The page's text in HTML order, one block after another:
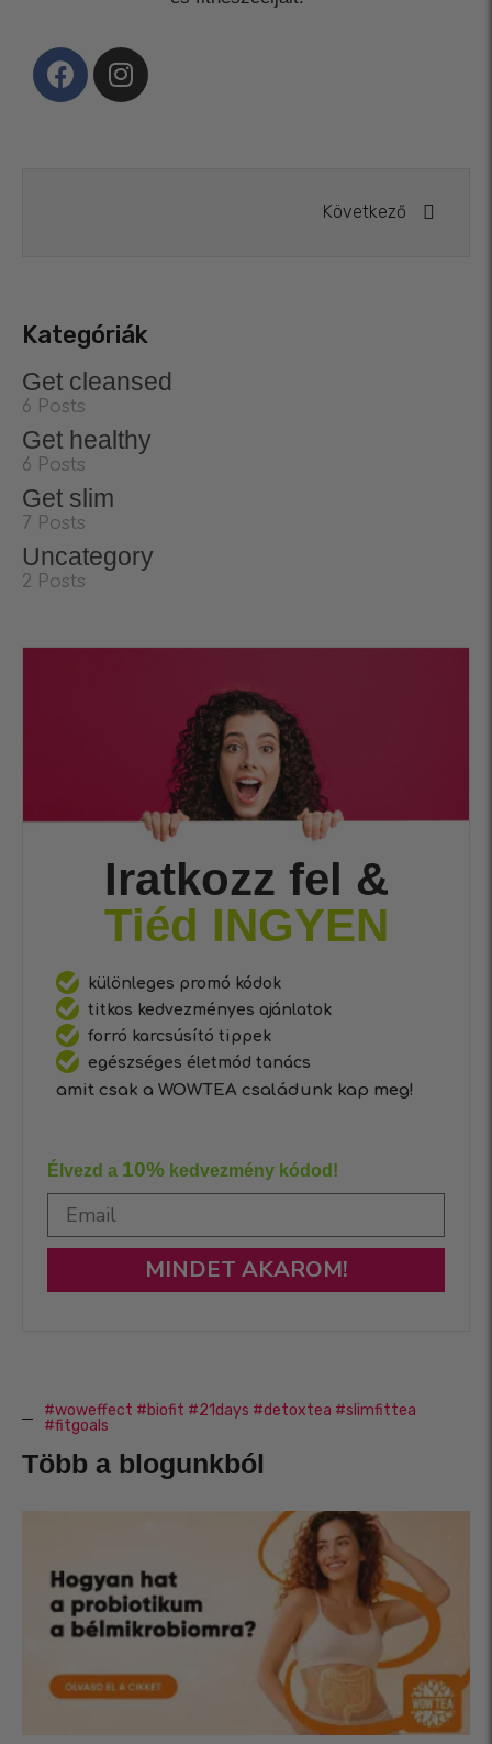
Következő
Kategóriák
Get cleansed
6 Posts
Get healthy
6 Posts
Get slim
7 Posts
Uncategory
2 Posts
Iratkozz fel &
Tiéd INGYEN
különleges promó kódok
titkos kedvezményes ajánlatok
forró karcsúsító tippek
egészséges életmód tanács
amit csak a WOWTEA családunk kap meg!
Élvezd a 10% kedvezmény kódod!
MINDET AKAROM!
#woweffect #biofit #21days #detoxtea #slimfittea
#fitgoals
Több a blogunkból